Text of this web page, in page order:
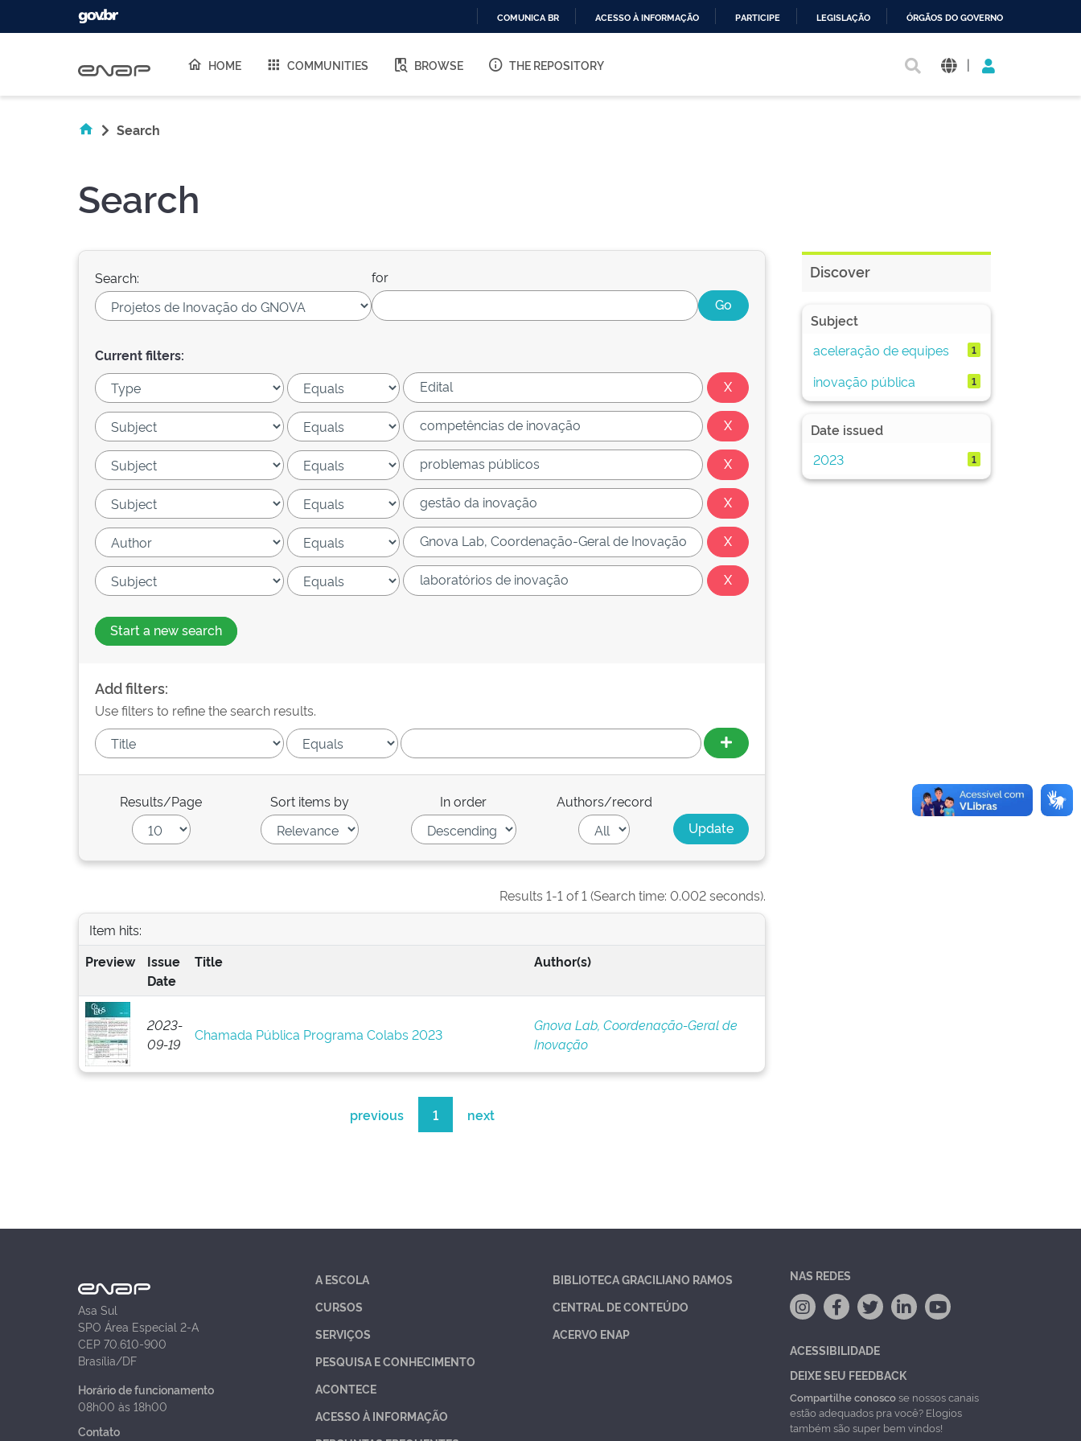
O
COMUNICA BR ACESSO À INFORMAÇÃO PARTICIPE LEGISLAÇÃO ÓRGÃOS DO GOVERNO
HOME COMMUNITIES BROWSE THE REPOSITORY |
Search
Search
Search: for
Current filters:
Start a new search
Add filters:
Use filters to refine the search results.
Results/Page Sort items by In order Authors/record
Results 1-1 of 1 (Search time: 0.002 seconds).
Item hits:
Preview
Issue
Date
Title Author(s)
2023-
09-19
Chamada Pública Programa Colabs 2023
Gnova Lab, Coordenação-Geral de
Inovação
previous 1 next
Discover
Subject
aceleração de equipes
1
inovação pública 1
Date issued
2023
1
Asa Sul
SPO Área Especial 2-A
CEP 70.610-900
Brasília/DF
Horário de funcionamento
08h00 às 18h00
Contato
A ESCOLA
CURSOS
SERVIÇOS
PESQUISA E CONHECIMENTO
ACONTECE
ACESSO À INFORMAÇÃO
BIBLIOTECA GRACILIANO RAMOS
CENTRAL DE CONTEÚDO
ACERVO ENAP
NAS REDES
ACESSIBILIDADE
DEIXE SEU FEEDBACK
Compartilhe conoscose nossos canais
estão adequados pra você? Elogios
também são super bem vindos!